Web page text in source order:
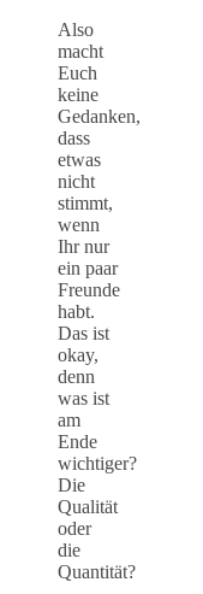
Also
macht
Euch
keine
Gedanken,
dass
etwas
nicht
stimmt,
wenn
Ihr nur
ein paar
Freunde
habt.
Das ist
okay,
denn
was ist
am
Ende
wichtiger?
Die
Qualität
oder
die
Quantität?